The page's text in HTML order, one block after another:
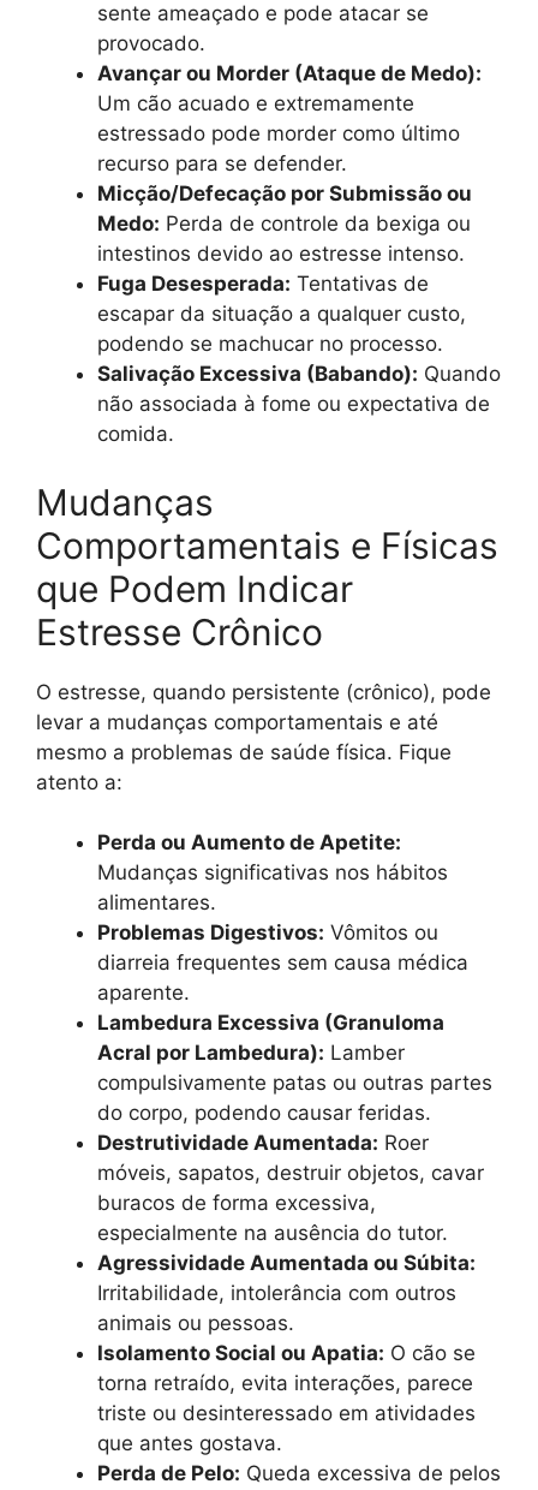
sente ameaçado e pode atacar se
provocado.
Avançar ou Morder (Ataque de Medo):
Um cão acuado e extremamente
estressado pode morder como último
recurso para se defender.
Micção/Defecação por Submissão ou
Medo: Perda de controle da bexiga ou
intestinos devido ao estresse intenso.
Fuga Desesperada: Tentativas de
escapar da situação a qualquer custo,
podendo se machucar no processo.
Salivação Excessiva (Babando): Quando
não associada à fome ou expectativa de
comida.
Mudanças
Comportamentais e Físicas
que Podem Indicar
Estresse Crônico
O estresse, quando persistente (crônico), pode
levar a mudanças comportamentais e até
mesmo a problemas de saúde física. Fique
atento a:
Perda ou Aumento de Apetite:
Mudanças significativas nos hábitos
alimentares.
Problemas Digestivos: Vômitos ou
diarreia frequentes sem causa médica
aparente.
Lambedura Excessiva (Granuloma
Acral por Lambedura): Lamber
compulsivamente patas ou outras partes
do corpo, podendo causar feridas.
Destrutividade Aumentada: Roer
móveis, sapatos, destruir objetos, cavar
buracos de forma excessiva,
especialmente na ausência do tutor.
Agressividade Aumentada ou Súbita:
Irritabilidade, intolerância com outros
animais ou pessoas.
Isolamento Social ou Apatia: O cão se
torna retraído, evita interações, parece
triste ou desinteressado em atividades
que antes gostava.
Perda de Pelo: Queda excessiva de pelos